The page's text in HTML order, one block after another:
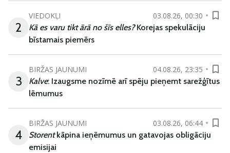
2
VIEDOKĻI
03.08.26, 00:30
Kā es varu tikt ārā no šīs elles?Korejas spekulāciju
bīstamais piemērs
3
BIRŽAS JAUNUMI
04.08.26, 23:35
Kalve: Izaugsme nozīmē arī spēju pieņemt sarežģītus
lēmumus
4
BIRŽAS JAUNUMI
03.08.26, 06:44
Storentkāpina ieņēmumus un gatavojas obligāciju
emisijai